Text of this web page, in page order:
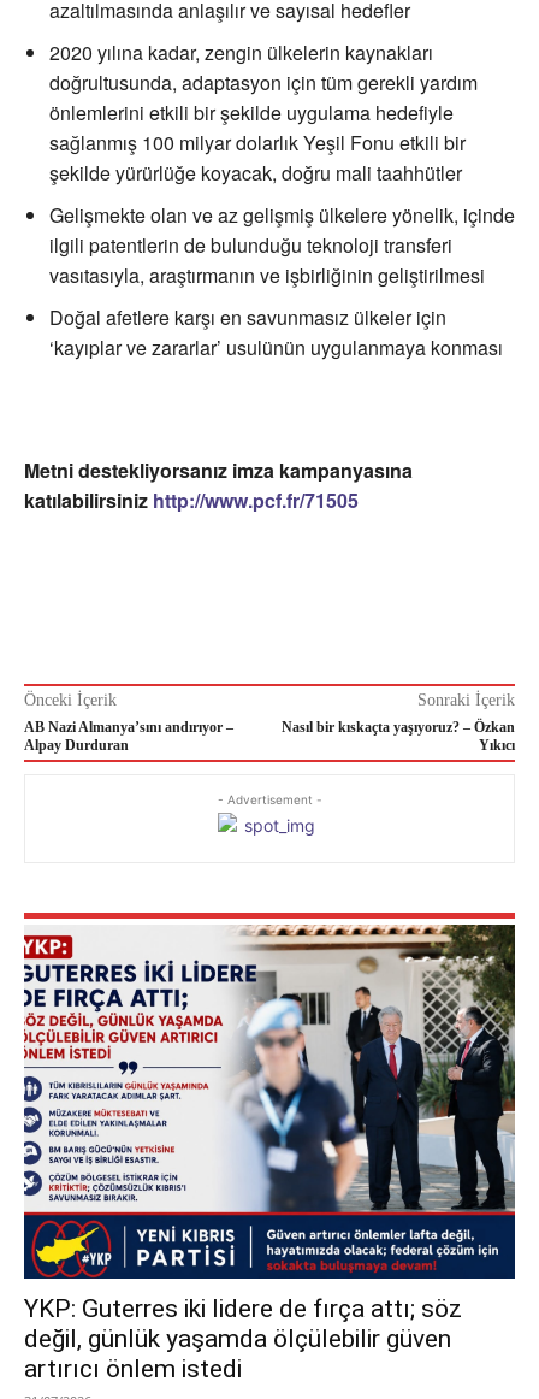
azaltılmasında anlaşılır ve sayısal hedefler
2020 yılına kadar, zengin ülkelerin kaynakları
doğrultusunda, adaptasyon için tüm gerekli yardım
önlemlerini etkili bir şekilde uygulama hedefiyle
sağlanmış 100 milyar dolarlık Yeşil Fonu etkili bir
şekilde yürürlüğe koyacak, doğru mali taahhütler
Gelişmekte olan ve az gelişmiş ülkelere yönelik, içinde
ilgili patentlerin de bulunduğu teknoloji transferi
vasıtasıyla, araştırmanın ve işbirliğinin geliştirilmesi
Doğal afetlere karşı en savunmasız ülkeler için
‘kayıplar ve zararlar’ usulünün uygulanmaya konması
Metni destekliyorsanız imza kampanyasına
katılabilirsiniz http://www.pcf.fr/71505
Önceki İçerik
AB Nazi Almanya’sını andırıyor –
Alpay Durduran
Sonraki İçerik
Nasıl bir kıskaçta yaşıyoruz? – Özkan
Yıkıcı
- Advertisement -
YKP: Guterres iki lidere de fırça attı; söz
değil, günlük yaşamda ölçülebilir güven
artırıcı önlem istedi